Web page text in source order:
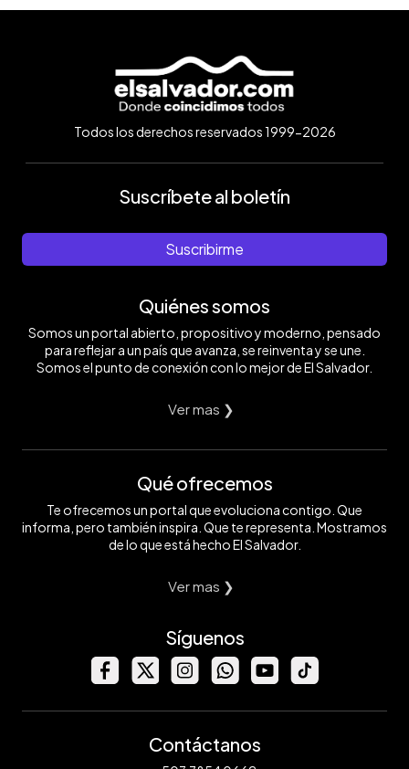
Todos los derechos reservados 1999-2026
Suscríbete al boletín
Suscribirme
Quiénes somos
Somos un portal abierto, propositivo y moderno, pensado
para reflejar a un país que avanza, se reinventa y se une.
Somos el punto de conexión con lo mejor de El Salvador.
Ver mas ❯
Qué ofrecemos
Te ofrecemos un portal que evoluciona contigo. Que
informa, pero también inspira. Que te representa. Mostramos
de lo que está hecho El Salvador.
Ver mas ❯
Síguenos
Contáctanos